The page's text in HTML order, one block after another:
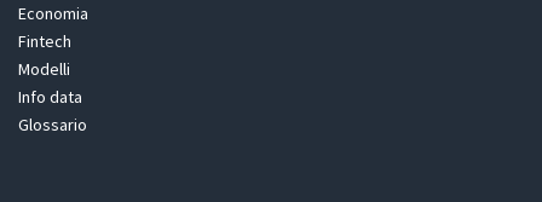
Economia
Fintech
Modelli
Info data
Glossario